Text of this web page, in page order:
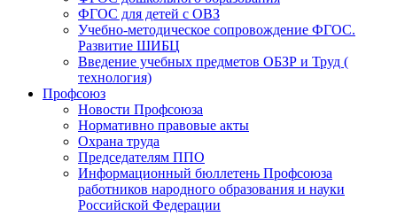
ФГОС для детей с ОВЗ
Учебно-методическое сопровождение ФГОС.
Развитие ШИБЦ
Введение учебных предметов ОБЗР и Труд (
технология)
Профсоюз
Новости Профсоюза
Нормативно правовые акты
Охрана труда
Председателям ППО
Информационный бюллетень Профсоюза
работников народного образования и науки
Российской Федерации